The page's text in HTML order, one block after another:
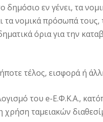
δημόσιο εν γένει, τα
τα νομικά πρόσωπά τους,
όρια για την
τέλος, εισφορά ή
του e-Ε.Φ.Κ.Α.,
ταμειακών